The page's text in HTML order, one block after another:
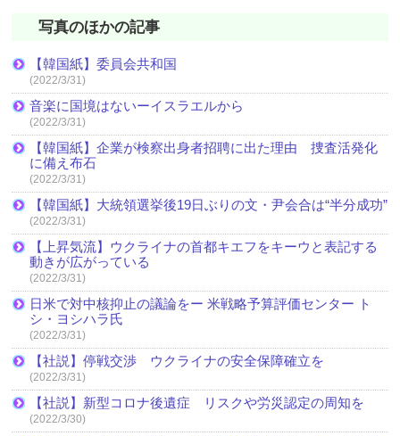
写真のほかの記事
【韓国紙】委員会共和国
(2022/3/31)
音楽に国境はないーイスラエルから
(2022/3/31)
【韓国紙】企業が検察出身者招聘に出た理由 捜査活発化
に備え布石
(2022/3/31)
【韓国紙】大統領選挙後19日ぶりの文・尹会合は“半分成功”
(2022/3/31)
【上昇気流】ウクライナの首都キエフをキーウと表記する
動きが広がっている
(2022/3/31)
日米で対中核抑止の議論をー 米戦略予算評価センター ト
シ・ヨシハラ氏
(2022/3/31)
【社説】停戦交渉 ウクライナの安全保障確立を
(2022/3/31)
【社説】新型コロナ後遺症 リスクや労災認定の周知を
(2022/3/30)